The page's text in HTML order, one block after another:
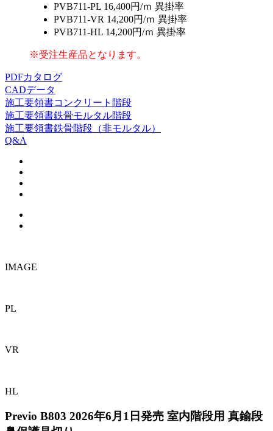
PVB711-PL 16,400円/ｍ 異掛率
PVB711-VR 14,200円/ｍ 異掛率
PVB711-HL 14,200円/ｍ 異掛率
※受注生産品となります。
PDFカタログ
CADデータ
施工要領書コンクリート階段
施工要領書鉄骨モルタル階段
施工要領書鉄骨階段（非モルタル）
Q&A
IMAGE
PL
VR
HL
Previo B803 2026年6月1日発売 室内階段用 真鍮段